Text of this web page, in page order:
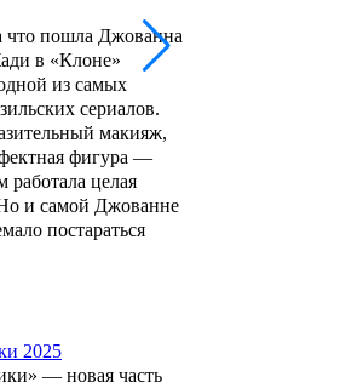
что пошла Джованна
в «Клоне»
из самых
сериалов.
макияж,
фигура —
работала целая
и самой Джованне
постараться
2025
— новая часть